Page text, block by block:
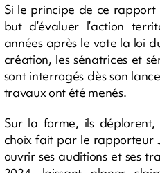
Si le principe de ce
but d’évaluer l’action
années après le vote la loi
création, les sénatrices et
sont interrogés dès son
travaux ont été menés.
Sur la forme, ils
choix fait par le rapporteur
ouvrir ses auditions et ses